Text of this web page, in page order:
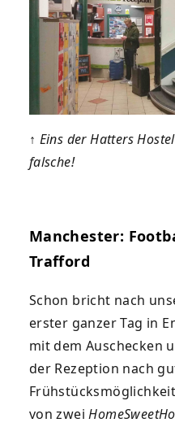
↑ Eins der Hatters
falsche!
Manchester:
Trafford
Schon bricht nach
erster ganzer Tag in
mit dem Auschecken
der Rezeption nach
von zwei